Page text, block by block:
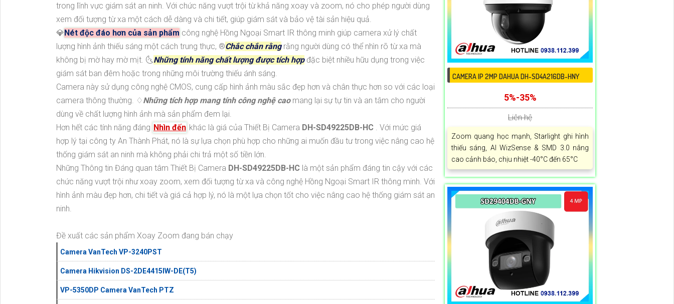
trong lĩnh vực giám sát an ninh. Với chức năng vượt trội từ khả năng xoay và zoom, nó cho phép người dùng
xem đối tượng từ xa một cách dễ dàng và chi tiết, giúp giám sát và bảo vệ tài sản hiệu quả.
💎Nét độc đáo hơn của sản phẩm công nghệ Hồng Ngoại Smart IR thông minh giúp camera xử lý chất
lượng hình ảnh thiếu sáng một cách trung thực, ®️Chắc chắn rằngrằng người dùng có thể nhìn rõ từ xa mà
không bị mờ hay mờ mịt. 🌜Những tính năng chất lượng được tích hợpđặc biệt nhiều hữu dụng trong việc
giám sát ban đêm hoặc trong những môi trường thiếu ánh sáng.
Camera này sử dụng công nghệ CMOS, cung cấp hình ảnh màu sắc đẹp hơn và chân thực hơn so với các loại
camera thông thường. ♢Những tích hợp mang tính công nghệ caomang lại sự tự tin và an tâm cho người
dùng về chất lượng hình ảnh mà sản phẩm đem lại.
Hơn hết các tính năng đáng Nhìn đến khác là giá của Thiết Bị Camera DH-SD49225DB-HC . Với mức giá
hợp lý tại công ty An Thành Phát, nó là sự lựa chọn phù hợp cho những ai muốn đầu tư trong việc nâng cao hệ
thống giám sát an ninh mà không phải chi trả một số tiền lớn.
Những Thông tin Đáng quan tâm Thiết Bị Camera DH-SD49225DB-HC là một sản phẩm đáng tin cậy với các
chức năng vượt trội như xoay zoom, xem đối tượng từ xa và công nghệ Hồng Ngoại Smart IR thông minh. Với
hình ảnh màu đẹp hơn, chi tiết và giá cả hợp lý, nó là một lựa chọn tốt cho việc nâng cao hệ thống giám sát an
ninh.
Đề xuất các sản phẩm Xoay Zoom đang bán chạy
Camera VanTech VP-3240PST
Camera Hikvision DS-2DE4415IW-DE(T5)
VP-5350DP Camera VanTech PTZ
CAMERA IP 2MP DAHUA DH-SD4A216DB-HNY
5%-35%
Liên hệ
Zoom quang học mạnh, Starlight ghi hình
thiếu sáng, AI WizSense & SMD 3.0 nâng
cao cảnh báo, chịu nhiệt -40°C đến 65°C